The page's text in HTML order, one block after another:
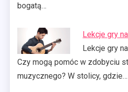
bogatą…
Lekcje gry
Lekcje gry
Czy mogą pomóc w zdobyciu
muzycznego? W stolicy, gdzie…